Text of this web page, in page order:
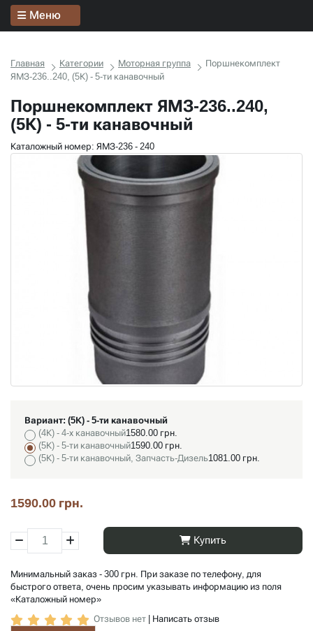
Меню
Главная Категории Моторная группа
Поршнекомплект
ЯМЗ-236..240, (5К) - 5-ти канавочный
Поршнекомплект ЯМЗ-236..240,
(5К) - 5-ти канавочный
Каталожный номер: ЯМЗ-236 - 240
Вариант: (5К) - 5-ти канавочный
(4К) - 4-х канавочный1580.00 грн.
(5К) - 5-ти канавочный1590.00 грн.
(5К) - 5-ти канавочный, Запчасть-Дизель1081.00 грн.
1590.00 грн.
Купить
Минимальный заказ - 300 грн. При заказе по телефону, для
быстрого ответа, очень просим указывать информацию из поля
«Каталожный номер»
Отзывов нет
Написать отзыв